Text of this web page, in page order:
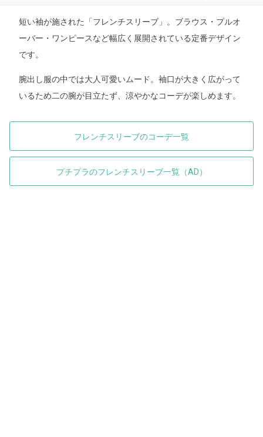
短い袖が施された「フレンチスリーブ」。ブラウス・プルオ
ーバー・ワンピースなど幅広く展開されている定番デザイン
です。
腕出し服の中では大人可愛いムード。袖口が大きく広がって
いるため二の腕が目立たず、涼やかなコーデが楽しめます。
フレンチスリーブのコーデ一覧
プチプラのフレンチスリーブ一覧（AD）